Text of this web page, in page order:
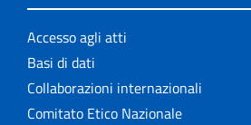
Accesso agli atti
Basi di dati
Collaborazioni internazionali
Comitato Etico Nazionale